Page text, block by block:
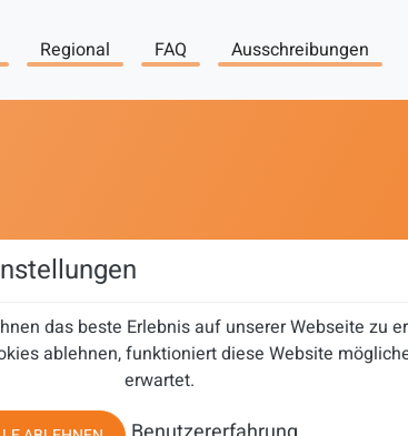
Regional FAQ Ausschreibungen
das beste Erlebnis auf unserer Webseite zu
ablehnen, funktioniert diese Website
erwartet.